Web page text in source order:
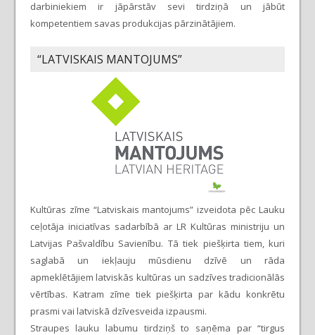
darbiniekiem ir jāpārstāv sevi tirdziņā un jābūt
kompetentiem savas produkcijas pārzinātājiem.
“LATVISKAIS MANTOJUMS”
Kultūras zīme “Latviskais mantojums” izveidota pēc Lauku
ceļotāja iniciatīvas sadarbībā ar LR Kultūras ministriju un
Latvijas Pašvaldību Savienību. Tā tiek piešķirta tiem, kuri
saglabā un iekļauju mūsdienu dzīvē un rāda
apmeklētājiem latviskās kultūras un sadzīves tradicionālās
vērtības. Katram zīme tiek piešķirta par kādu konkrētu
prasmi vai latviskā dzīvesveida izpausmi.
Straupes lauku labumu tirdziņš to saņēma par “tirgus